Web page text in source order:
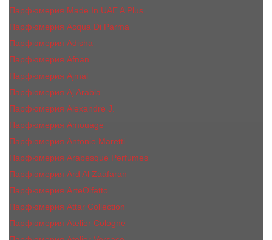
Парфюмерия Made In UAE A Plus
Парфюмерия Acqua Di Parma
Парфюмерия Adisha
Парфюмерия Afnan
Парфюмерия Ajmal
Парфюмерия Aj Arabia
Парфюмерия Alexandre J.
Парфюмерия Amouage
Парфюмерия Antonio Maretti
Парфюмерия Arabesque Perfumes
Парфюмерия Ard Al Zaafaran
Парфюмерия ArteOlfatto
Парфюмерия Attar Collection
Парфюмерия Atelier Cologne